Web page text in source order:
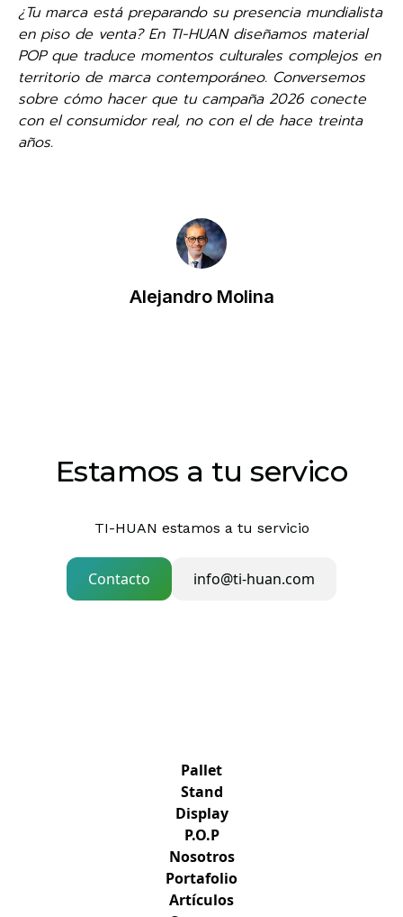
¿Tu marca está preparando su presencia mundialista
en piso de venta? En TI-HUAN diseñamos material
POP que traduce momentos culturales complejos en
territorio de marca contemporáneo. Conversemos
sobre cómo hacer que tu campaña 2026 conecte
con el consumidor real, no con el de hace treinta
años.
Alejandro Molina
Estamos a tu servico
TI-HUAN estamos a tu servicio
Contacto info@ti-huan.com
Pallet
Stand
Display
P.O.P
Nosotros
Portafolio
Artículos